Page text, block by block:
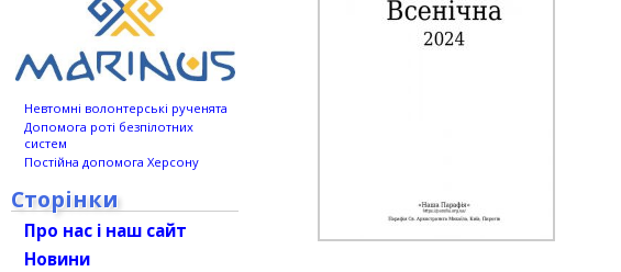
Невтомні волонтерські рученята
Допомога роті безпілотних
систем
Постійна допомога Херсону
Сторінки
Про нас і наш сайт
Новини